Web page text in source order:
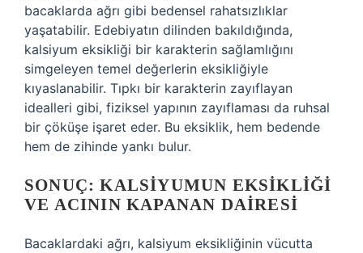
bacaklarda ağrı gibi bedensel rahatsızlıklar
yaşatabilir. Edebiyatın dilinden bakıldığında,
kalsiyum eksikliği bir karakterin sağlamlığını
simgeleyen temel değerlerin eksikliğiyle
kıyaslanabilir. Tıpkı bir karakterin zayıflayan
idealleri gibi, fiziksel yapının zayıflaması da ruhsal
bir çöküşe işaret eder. Bu eksiklik, hem bedende
hem de zihinde yankı bulur.
SONUÇ: KALSIYUMUN EKSIKLIĞI
VE ACININ KAPANAN DAIRESI
Bacaklardaki ağrı, kalsiyum eksikliğinin vücutta